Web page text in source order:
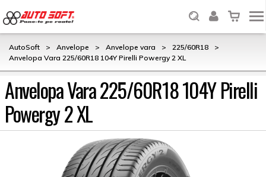
AutoSoft > Anvelope > Anvelope vara > 225/60R18
>
Anvelopa Vara 225/60R18 104Y Pirelli Powergy 2 XL
Anvelopa Vara 225/60R18 104Y Pirelli
Powergy 2 XL